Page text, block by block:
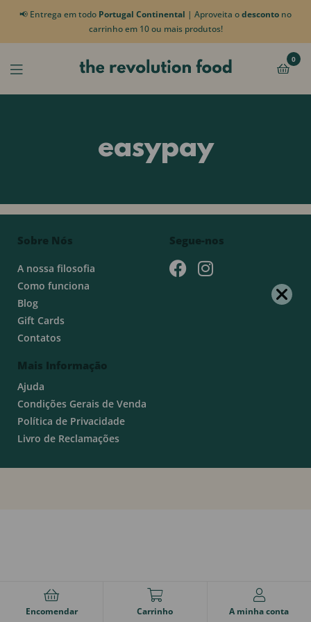
📢 Entrega em todo Portugal Continental | Aproveita odesconto no
carrinho em 10 ou mais produtos!
0
easypay
Sobre Nós
A nossa filosofia
Como funciona
Blog
Gift Cards
Contatos
Mais Informação
Ajuda
Condições Gerais de Venda
Política de Privacidade
Livro de Reclamações
Segue-nos
Encomendar Carrinho A minha conta